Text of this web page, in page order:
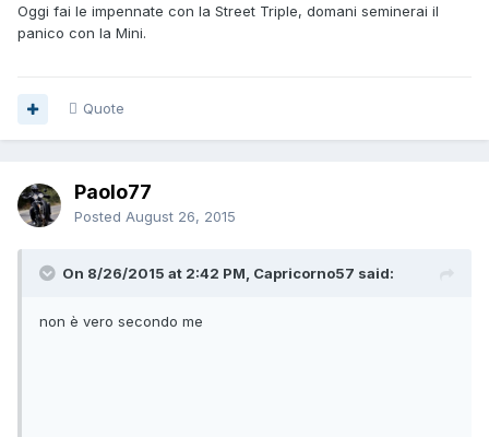
Oggi fai le impennate con la Street Triple, domani seminerai il
panico con la Mini.
Quote
Paolo77
Posted August 26, 2015
On 8/26/2015 at 2:42 PM, Capricorno57 said:
non è vero secondo me